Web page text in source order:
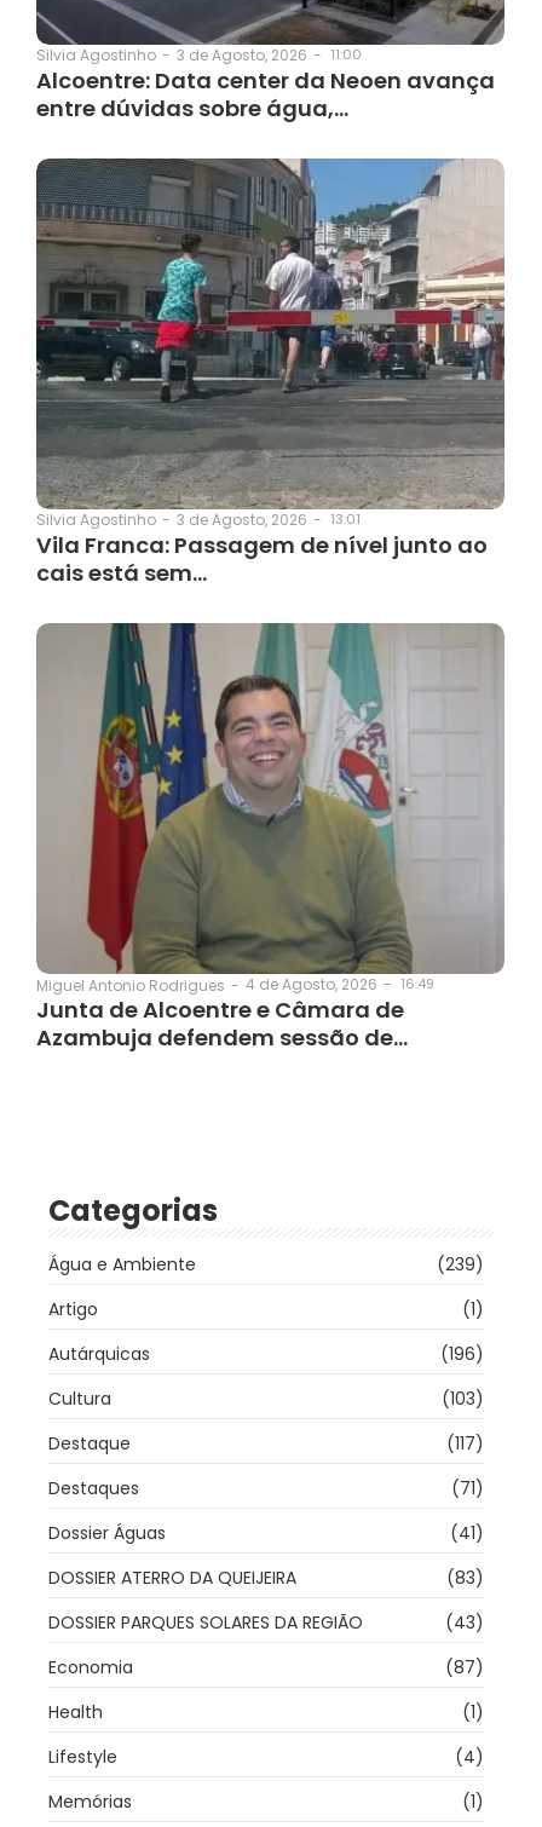
Silvia Agostinho - 3 de Agosto, 2026 - 11:00
Alcoentre: Data center da Neoen avança
entre dúvidas sobre água,…
Silvia Agostinho - 3 de Agosto, 2026 - 13:01
Vila Franca: Passagem de nível junto ao
cais está sem…
Miguel Antonio Rodrigues - 4 de Agosto, 2026 - 16:49
Junta de Alcoentre e Câmara de
Azambuja defendem sessão de…
Categorias
Água e Ambiente
(239)
Artigo
(1)
Autárquicas
(196)
Cultura
(103)
Destaque
(117)
Destaques
(71)
Dossier Águas
(41)
DOSSIER ATERRO DA QUEIJEIRA
(83)
DOSSIER PARQUES SOLARES DA REGIÃO
(43)
Economia
(87)
Health
(1)
Lifestyle
(4)
Memórias
(1)